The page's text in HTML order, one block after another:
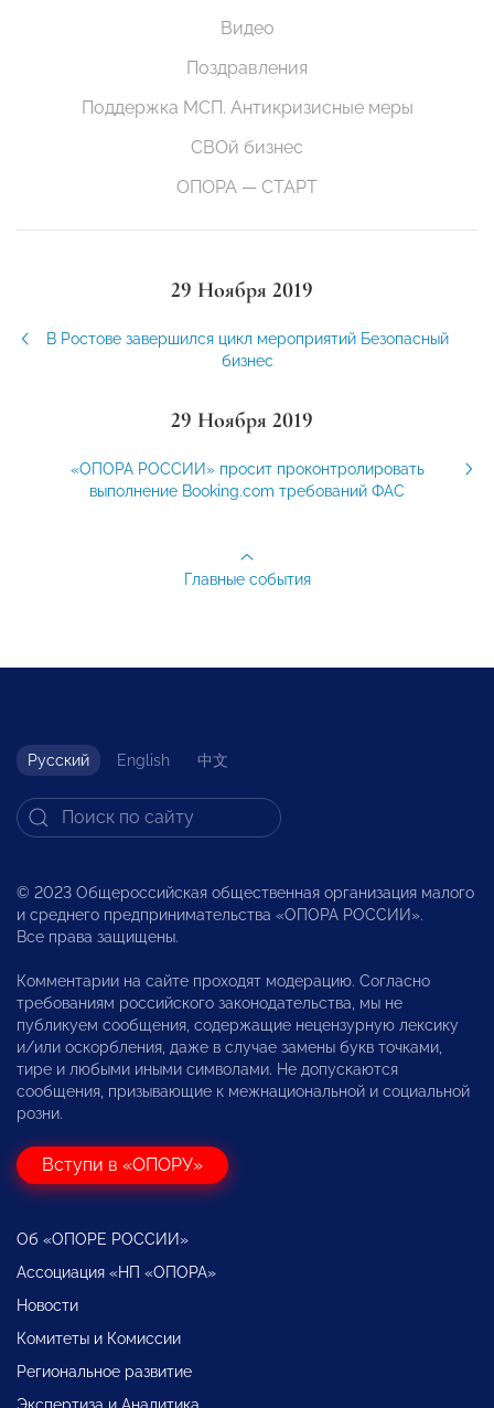
Видео
Поздравления
Поддержка МСП. Антикризисные меры
СВОй бизнес
ОПОРА — СТАРТ
29 Ноября 2019
В Ростове завершился цикл мероприятий Безопасный
бизнес
29 Ноября 2019
«ОПОРА РОССИИ» просит проконтролировать
выполнение Booking.com требований ФАС
Главные события
Русский English 中文
© 2023 Общероссийская общественная организация малого
и среднего предпринимательства «ОПОРА РОССИИ».
Все права защищены.
Комментарии на сайте проходят модерацию. Согласно
требованиям российского законодательства, мы не
публикуем сообщения, содержащие нецензурную лексику
и/или оскорбления, даже в случае замены букв точками,
тире и любыми иными символами. Не допускаются
сообщения, призывающие к межнациональной и социальной
розни.
Вступи в «ОПОРУ»
Об «ОПОРЕ РОССИИ»
Ассоциация «НП «ОПОРА»
Новости
Комитеты и Комиссии
Региональное развитие
Экспертиза и Аналитика